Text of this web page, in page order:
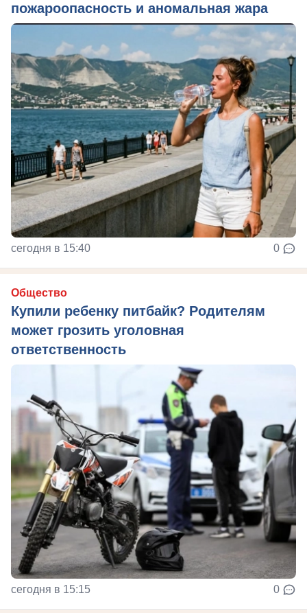
пожароопасность и аномальная жара
сегодня в 15:40 0
Общество
Купили ребенку питбайк? Родителям
может грозить уголовная
ответственность
сегодня в 15:15 0